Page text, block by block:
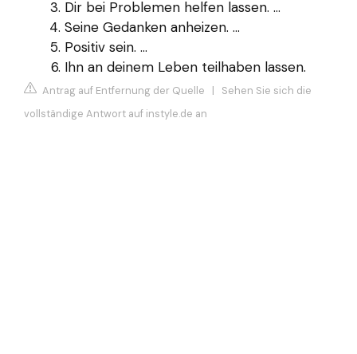
Dir bei Problemen helfen lassen. ...
Seine Gedanken anheizen. ...
Positiv sein. ...
Ihn an deinem Leben teilhaben lassen.
Antrag auf Entfernung der Quelle | Sehen Sie sich die
vollständige Antwort auf instyle.de an